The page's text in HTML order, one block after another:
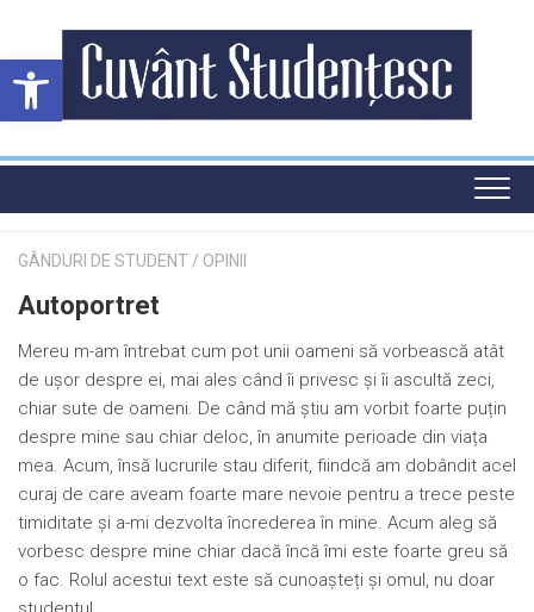
Deschide bara de unelte
content
GÂNDURI DE STUDENT / OPINII
Autoportret
Mereu m-am întrebat cum pot unii oameni să vorbească atât
de ușor despre ei, mai ales când îi privesc și îi ascultă zeci,
chiar sute de oameni. De când mă știu am vorbit foarte puțin
despre mine sau chiar deloc, în anumite perioade din viața
mea. Acum, însă lucrurile stau diferit, fiindcă am dobândit acel
curaj de care aveam foarte mare nevoie pentru a trece peste
timiditate și a-mi dezvolta încrederea în mine. Acum aleg să
vorbesc despre mine chiar dacă încă îmi este foarte greu să
o fac. Rolul acestui text este să cunoașteți și omul, nu doar